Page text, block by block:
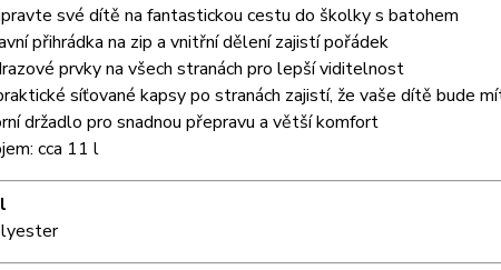
své dítě na fantastickou cestu do školky s batohem
přihrádka na zip a vnitřní dělení zajistí pořádek
prvky na všech stranách pro lepší viditelnost
síťované kapsy po stranách zajistí, že vaše dítě bude
držadlo pro snadnou přepravu a větší komfort
cca 11 l